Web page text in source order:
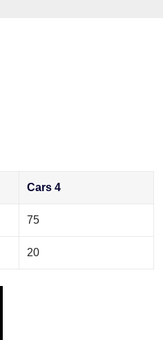
Cars 4
75
20